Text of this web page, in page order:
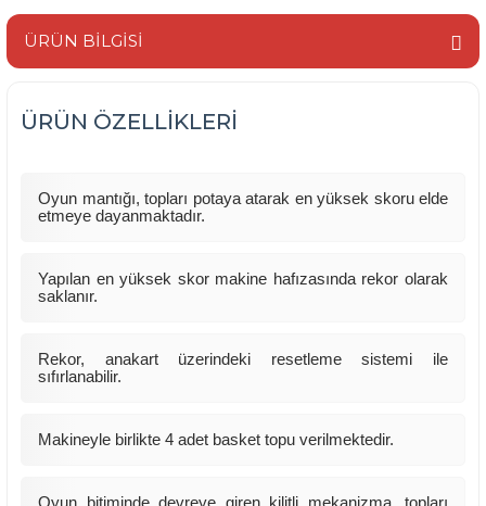
ÜRÜN BİLGİSİ
ÜRÜN ÖZELLİKLERİ
Oyun mantığı, topları potaya atarak en yüksek skoru elde
etmeye dayanmaktadır.
Yapılan en yüksek skor makine hafızasında rekor olarak
saklanır.
Rekor, anakart üzerindeki resetleme sistemi ile
sıfırlanabilir.
Makineyle birlikte 4 adet basket topu verilmektedir.
Oyun bitiminde devreye giren kilitli mekanizma, topları